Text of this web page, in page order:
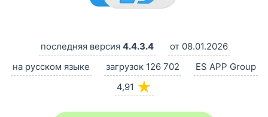
последняя версия 4.4.3.4
от 08.01.2026
на русском языке
загрузок 126 702
ES APP Group
4,91 ★